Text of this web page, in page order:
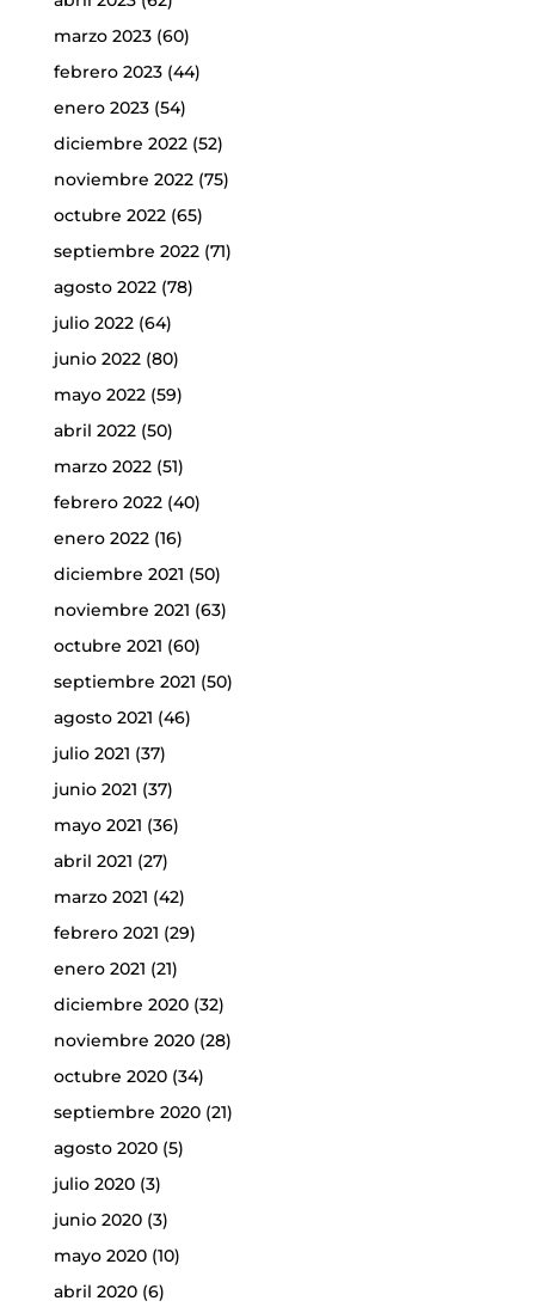
marzo 2023(60)
febrero 2023(44)
enero 2023(54)
diciembre 2022(52)
noviembre 2022(75)
octubre 2022(65)
septiembre 2022(71)
agosto 2022(78)
julio 2022(64)
junio 2022(80)
mayo 2022(59)
abril 2022(50)
marzo 2022(51)
febrero 2022(40)
enero 2022(16)
diciembre 2021 (50)
noviembre 2021 (63)
octubre 2021 (60)
septiembre 2021 (50)
agosto 2021 (46)
julio 2021 (37)
junio 2021 (37)
mayo 2021 (36)
abril 2021 (27)
marzo 2021 (42)
febrero 2021 (29)
enero 2021 (21)
diciembre 2020(32)
noviembre 2020(28)
octubre 2020(34)
septiembre 2020(21)
agosto 2020(5)
julio 2020(3)
junio 2020(3)
mayo 2020(10)
abril 2020(6)